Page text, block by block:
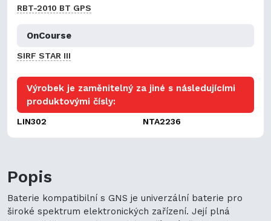
RBT-2010 BT GPS
OnCourse
SIRF STAR III
Výrobek je zaměnitelný za jiné s následujícími
produktovými čísly:
LIN302 NTA2236
Popis
Baterie kompatibilní s GNS je univerzální baterie pro
široké spektrum elektronických zařízení. Její plná